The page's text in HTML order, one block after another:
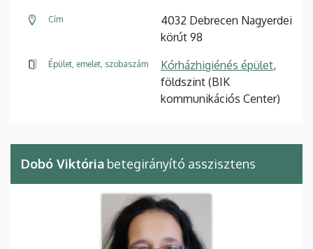
Cím
4032 Debrecen Nagyerdei
körút 98
Épület, emelet, szobaszám Kórházhigiénés épület,
földszint (BIK
kommunikációs Center)
Dobó Viktória betegirányító asszisztens